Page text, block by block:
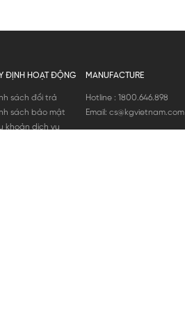
ĐỊNH HOẠT ĐỘNG
sách đổi trả
sách bảo mật
khoản dịch vụ
MANUFACTURE
Hotline : 1800.646.898
Email: cs@kgvietnam.com